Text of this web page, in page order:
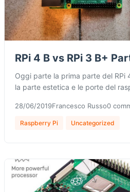
RPi 4 B vs RPi 3 B+
Oggi parte la prima parte del RPi
la parte estetica e le porte del
28/06/2019Francesco Russo0
Raspberry Pi Uncategorized